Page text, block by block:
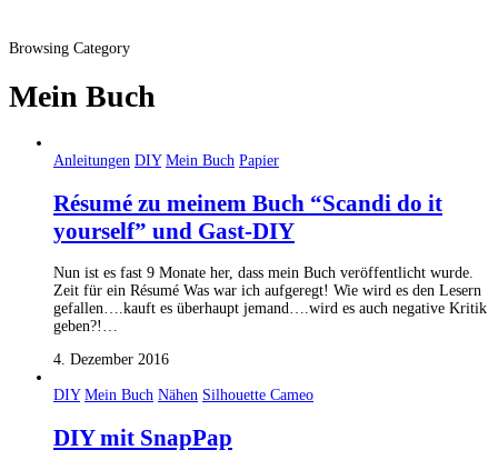
Browsing Category
Mein Buch
Anleitungen DIY Mein Buch Papier
Ré­su­mé zu meinem Buch “Scandi do it
yourself” und Gast-DIY
Nun ist es fast 9 Monate her, dass mein Buch veröffentlicht wurde.
Zeit für ein Résumé Was war ich aufgeregt! Wie wird es den Lesern
gefallen….kauft es überhaupt jemand….wird es auch negative Kritik
geben?!…
4. Dezember 2016
DIY Mein Buch Nähen Silhouette Cameo
DIY mit SnapPap